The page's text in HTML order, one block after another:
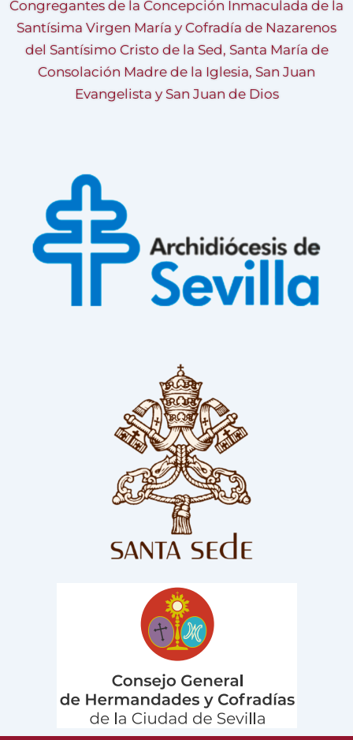
Congregantes de la Concepción Inmaculada de la
Santísima Virgen María y Cofradía de Nazarenos
del Santísimo Cristo de la Sed, Santa María de
Consolación Madre de la Iglesia, San Juan
Evangelista y San Juan de Dios